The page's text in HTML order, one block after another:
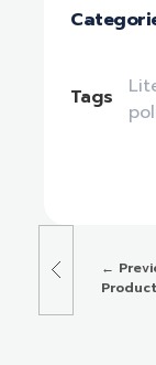
Tags
Product